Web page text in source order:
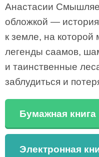
Анастасии
обложкой —
к земле, на
легенды саамов,
и таинственные
заблудиться и
Бумажная книга
Электронная